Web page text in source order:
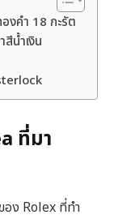
งคำ 18 กะรัต
น้ำเงิน
ที่มา
ง Rolex ที่ทำ